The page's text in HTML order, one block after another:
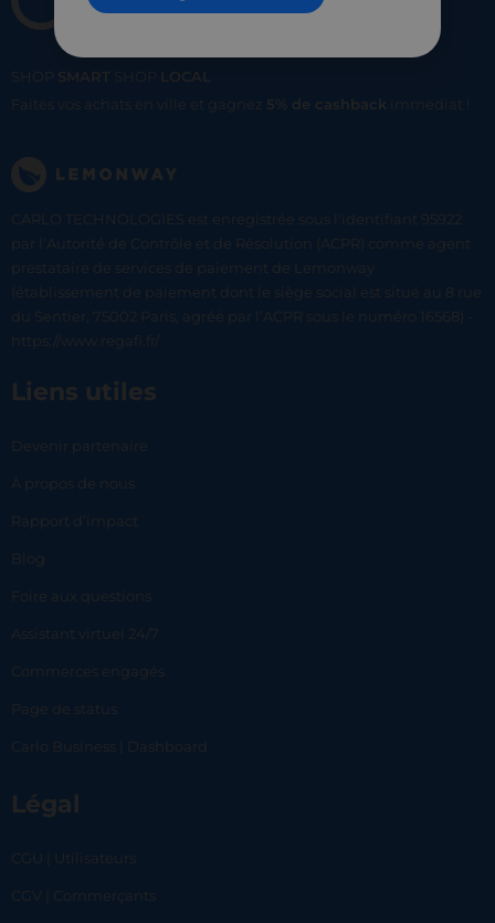
SHOP SMART SHOP
LOCAL
Faites vos achats en ville et gagnez 5% de cashback immediat !
CARLO TECHNOLOGIES est enregistrée sous l'identifiant 95922
par l’Autorité de Contrôle et de Résolution (ACPR) comme agent
prestataire de services de paiement de Lemonway
(établissement de paiement dont le siège social est situé au 8 rue
du Sentier, 75002 Paris, agréé par l’ACPR sous le numéro 16568) -
https://www.regafi.fr/
Liens utiles
Devenir partenaire
À propos de nous
Rapport d’impact
Blog
Foire aux questions
Assistant virtuel 24/7
Commerces engagés
Page de status
Carlo Business | Dashboard
Légal
CGU | Utilisateurs
CGV | Commerçants